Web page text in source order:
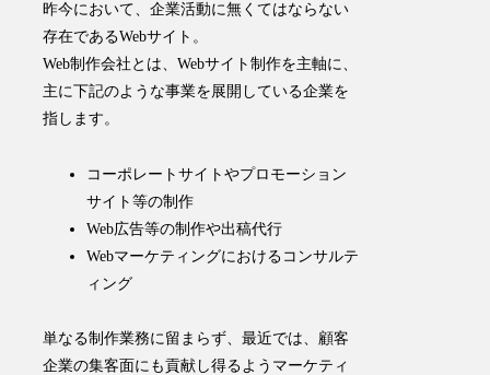
昨今において、企業活動に無くてはならない
存在であるWebサイト。
Web制作会社とは、Webサイト制作を主軸に、
主に下記のような事業を展開している企業を
指します。
コーポレートサイトやプロモーション
サイト等の制作
Web広告等の制作や出稿代行
Webマーケティングにおけるコンサルテ
ィング
単なる制作業務に留まらず、最近では、顧客
企業の集客面にも貢献し得るようマーケティ